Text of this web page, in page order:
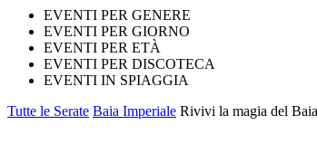
EVENTI PER GENERE
EVENTI PER GIORNO
EVENTI PER ETÀ
EVENTI PER DISCOTECA
EVENTI IN SPIAGGIA
Tutte le Serate Baia Imperiale Rivivi la magia del